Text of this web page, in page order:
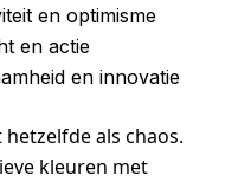
en optimisme
en actie
en innovatie
als chaos.
kleuren met